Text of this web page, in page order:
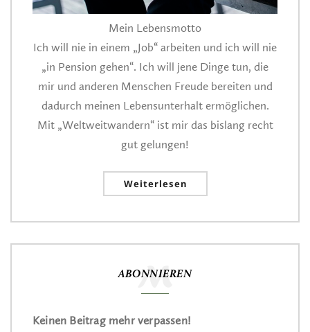
Mein Lebensmotto
Ich will nie in einem „Job“ arbeiten und ich will nie
„in Pension gehen“. Ich will jene Dinge tun, die
mir und anderen Menschen Freude bereiten und
dadurch meinen Lebensunterhalt ermöglichen.
Mit „Weltweitwandern“ ist mir das bislang recht
gut gelungen!
Weiterlesen
ABONNIEREN
Keinen Beitrag mehr verpassen!